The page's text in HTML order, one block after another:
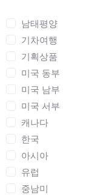
남태평양
기차여행
기획상품
미국 동부
미국 남부
미국 서부
캐나다
한국
아시아
유럽
중남미